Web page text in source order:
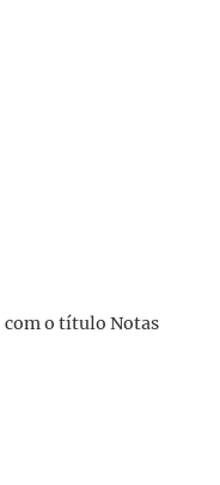
o título Notas